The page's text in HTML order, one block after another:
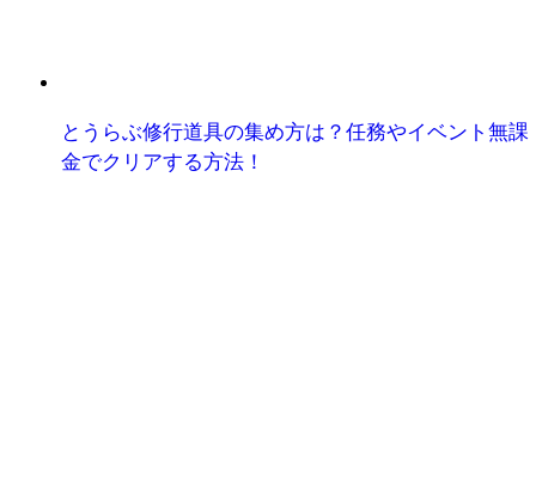
とうらぶ修行道具の集め方は？任務やイベント無課
金でクリアする方法！